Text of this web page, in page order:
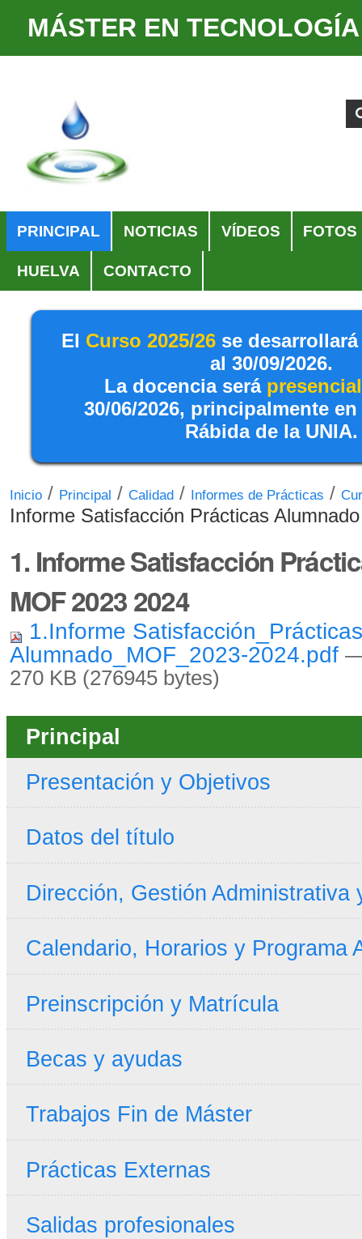
MÁSTER EN
contenido.
Saltar
Búsqueda
Avanzada…
PRINCIPAL NOTICIAS VÍDEOS FOTOS
HUELVA CONTACTO
El Curso 2025/26 se desarrollará
al 30/09/2026.
La docencia será presencial
30/06/2026, principalmente
Rábida de la UNIA.
Inicio / Principal / Calidad / Informes de Prácticas /
Informe Satisfacción Prácticas
1. Informe Satisfacción
MOF 2023 2024
1.Informe Satisfacción_Prácticas
Alumnado_MOF_2023-2024.pdf —
270 KB (276945 bytes)
Principal
Presentación y Objetivos
Datos del título
Dirección, Gestión Administrativa
Calendario, Horarios y Programa
Preinscripción y Matrícula
Becas y ayudas
Trabajos Fin de Máster
Prácticas Externas
Salidas profesionales